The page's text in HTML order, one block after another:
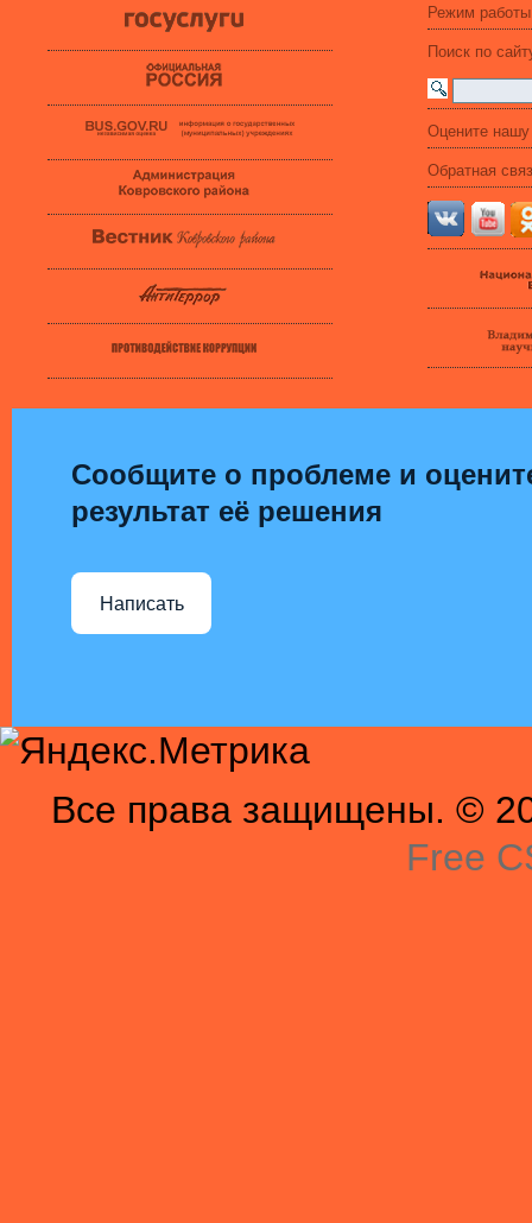
Режим работы
Поиск по
Оцените нашу
Обратная
Сообщите о проблеме и
результат её решения
Написать
Все права защищены. ©
Free